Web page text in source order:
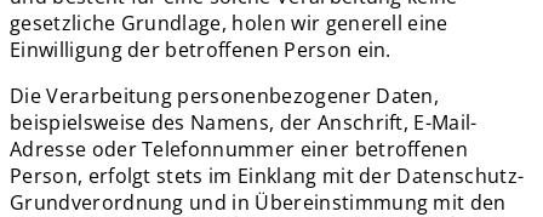
gesetzliche Grundlage, holen wir generell eine
Einwilligung der betroffenen Person ein.
Die Verarbeitung personenbezogener Daten,
beispielsweise des Namens, der Anschrift, E-Mail-
Adresse oder Telefonnummer einer betroffenen
Person, erfolgt stets im Einklang mit der Datenschutz-
Grundverordnung und in Übereinstimmung mit den